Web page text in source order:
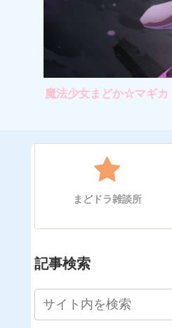
魔法少女まどか☆マギカ
まどドラ雑談所
記事検索